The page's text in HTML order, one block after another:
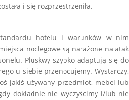
i się rozprzestrzeniła.
hotelu i warunków w nim
noclegowe są narażone na atak
Pluskwy szybko adaptują się do
u siebie przenocujemy. Wystarczy,
jakiś używany przedmiot, mebel lub
dokładnie nie wyczyścimy i/lub nie